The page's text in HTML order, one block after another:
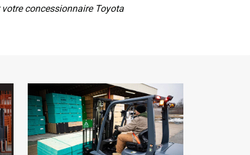
concessionnaire Toyota